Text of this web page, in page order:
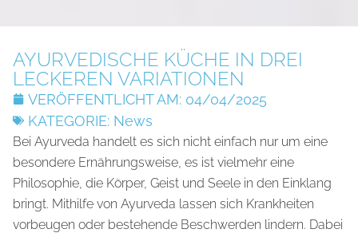
AYURVEDISCHE KÜCHE IN DREI
LECKEREN VARIATIONEN
VERÖFFENTLICHT AM: 04/04/2025
KATEGORIE: News
Bei Ayurveda handelt es sich nicht einfach nur um eine
besondere Ernährungsweise, es ist vielmehr eine
Philosophie, die Körper, Geist und Seele in den Einklang
bringt. Mithilfe von Ayurveda lassen sich Krankheiten
vorbeugen oder bestehende Beschwerden lindern. Dabei